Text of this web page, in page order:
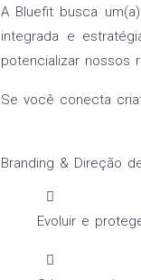
A Bluefit busca
integrada e
potencializar nossos
Se você conecta
Branding & Direção
Evoluir e